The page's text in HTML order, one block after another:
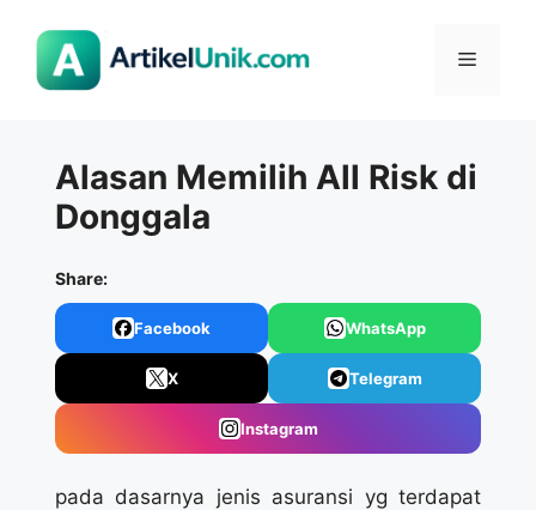
Menu
Alasan Memilih All Risk di
Donggala
Share:
Facebook WhatsApp
X Telegram
Instagram
pada dasarnya jenis asuransi yg terdapat